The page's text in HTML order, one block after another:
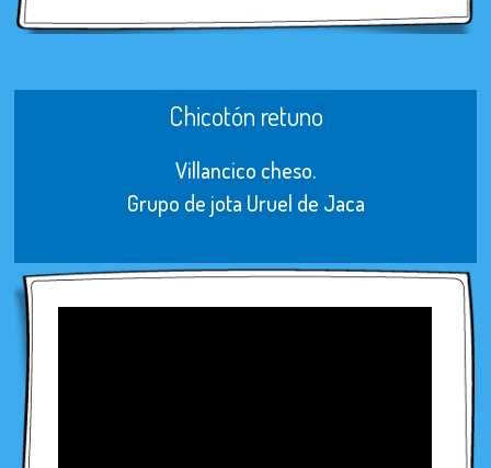
Chicotón retuno
Villancico cheso.
Grupo de jota Uruel de Jaca